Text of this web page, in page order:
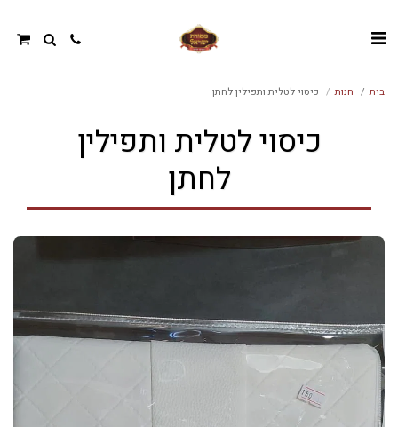
בית חנות כיסוי לטלית ותפילין לחתן
כיסוי לטלית ותפילין
לחתן